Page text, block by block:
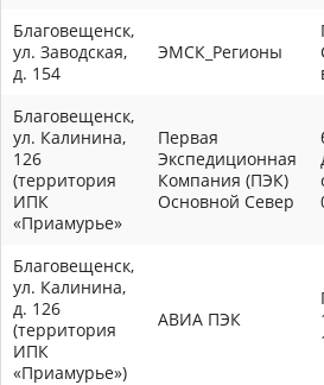
Благовещенск,
ул. Заводская,
д. 154
ЭМСК_Регионы
Благовещенск,
ул. Калинина,
126
(территория
ИПК
«Приамурье»
Первая
Экспедиционная
Компания (ПЭК)
Основной Север
Благовещенск,
ул. Калинина,
д. 126
(территория
ИПК
«Приамурье»)
АВИА ПЭК